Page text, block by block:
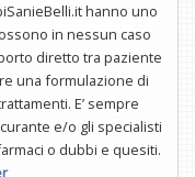
hanno uno
in nessun caso
diretto tra paziente
una formulazione di
E’ sempre
e/o gli specialisti
o dubbi e quesiti.